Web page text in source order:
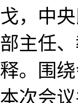
戈，中
部主任
释。围
本次会